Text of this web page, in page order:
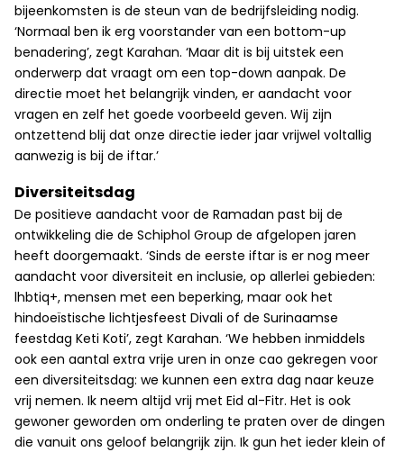
bijeenkomsten is de steun van de bedrijfsleiding nodig.
‘Normaal ben ik erg voorstander van een bottom-up
benadering’, zegt Karahan. ‘Maar dit is bij uitstek een
onderwerp dat vraagt om een top-down aanpak. De
directie moet het belangrijk vinden, er aandacht voor
vragen en zelf het goede voorbeeld geven. Wij zijn
ontzettend blij dat onze directie ieder jaar vrijwel voltallig
aanwezig is bij de iftar.’
Diversiteitsdag
De positieve aandacht voor de Ramadan past bij de
ontwikkeling die de Schiphol Group de afgelopen jaren
heeft doorgemaakt. ‘Sinds de eerste iftar is er nog meer
aandacht voor diversiteit en inclusie, op allerlei gebieden:
lhbtiq+, mensen met een beperking, maar ook het
hindoeïstische lichtjesfeest Divali of de Surinaamse
feestdag Keti Koti’, zegt Karahan. ‘We hebben inmiddels
ook een aantal extra vrije uren in onze cao gekregen voor
een diversiteitsdag: we kunnen een extra dag naar keuze
vrij nemen. Ik neem altijd vrij met Eid al-Fitr. Het is ook
gewoner geworden om onderling te praten over de dingen
die vanuit ons geloof belangrijk zijn. Ik gun het ieder klein of